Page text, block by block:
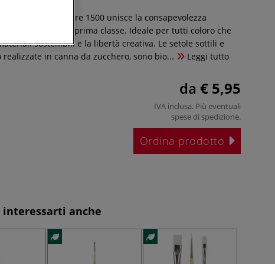
Léonard Nature 1500 unisce la consapevolezza
funzionalità di prima classe. Ideale per tutti coloro che
sostenibili e la libertà creativa. Le setole sottili e
in canna da zucchero, sono bio...
Leggi tutto
da € 5,95
IVA inclusa. Più eventuali
spese di spedizione.
Ordina prodotto
interessarti anche